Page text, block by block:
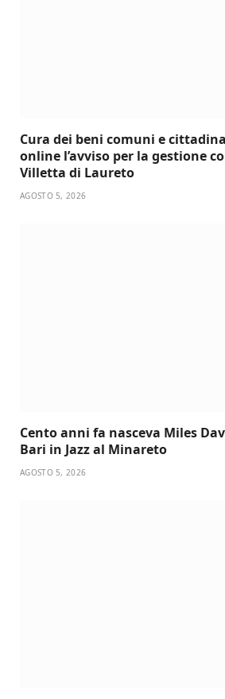
Cura dei beni comuni e
online l’avviso per la gestione
Villetta di Laureto
AGOSTO 5, 2026
Cento anni fa nasceva Miles
Bari in Jazz al Minareto
AGOSTO 5, 2026